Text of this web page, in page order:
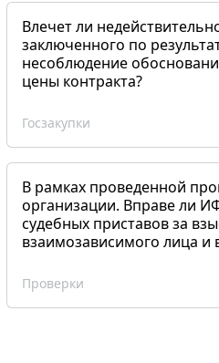
Влечет ли
заключенного по
несоблюдение
цены контракта?
Госзакупки
В рамках проведенной
организации. Вправе ли
судебных приставов за
взаимозависимого лица и
Проверки